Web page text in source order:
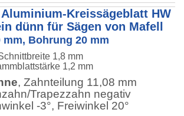
Kreissägeblatt HW
dünn für Sägen von Mafell
mm, Bohrung 20 mm
1,8 mm
1,2 mm
, Zahnteilung 11,08 mm
Trapezzahn negativ
-3°, Freiwinkel 20°